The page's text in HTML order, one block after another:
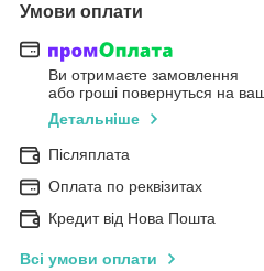
Умови оплати
Ви отримаєте замовлення
або гроші повернуться на
Детальніше
Післяплата
Оплата по реквізитах
Кредит від Нова Пошта
Всі умови оплати